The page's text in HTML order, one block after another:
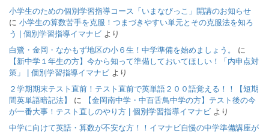
小学生のための個別学習指導コース「いまなびっこ」開講のお知らせ
に 小学生の算数苦手を克服！つまづきやすい単元とその克服法を知ろ
う | 個別学習指導イマナビ より
白鷺・金岡・なかもず地区の小６生！中学準備を始めましょう。
に
【新中学１年生の方】今から知って準備しておいてほしい！「内申点対
策」 | 個別学習指導イマナビ より
２学期期末テスト直前！テスト直前で英単語２００語覚える！！【短期
間英単語暗記法】
に
【金岡南中学・中百舌鳥中学の方】テスト後の今
が一番大事！テスト直しのやり方 | 個別学習指導イマナビ より
中学に向けて英語・算数が不安な方！！イマナビ自慢の中学準備講座が